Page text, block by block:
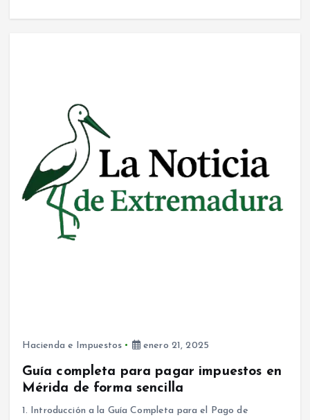
Hacienda e Impuestos enero 21, 2025
Guía completa para pagar impuestos en
Mérida de forma sencilla
1. Introducción a la Guía Completa para el Pago de